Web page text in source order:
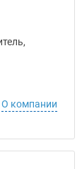
О компании